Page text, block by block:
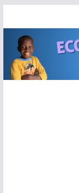
contenu